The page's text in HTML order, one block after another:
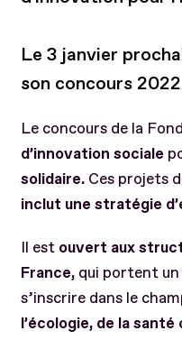
Le 3 janvier
son concours
Le concours de la
d’innovation sociale
solidaire. Ces projets
inclut une stratégie
Il est ouvert aux
France, qui portent un
s’inscrire dans le
l’écologie, de la